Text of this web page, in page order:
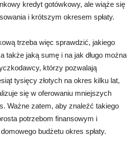
kredyt gotówkowy, ale wiąże się
i krótszym okresem spłaty.
trzeba więc sprawdzić, jakiego
także jaką sumę i na jak długo można
którzy pozwalają
tysięcy złotych na okres kilku lat,
się w oferowaniu mniejszych
Ważne zatem, aby znaleźć takiego
potrzebom finansowym i
budżetu okres spłaty.